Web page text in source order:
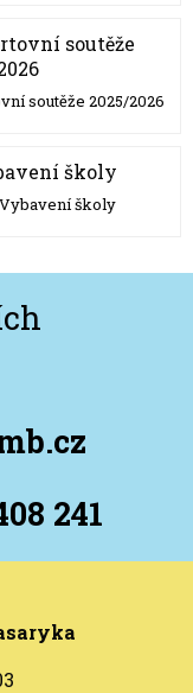
soutěže 2025/2026
Vybavení školy
241